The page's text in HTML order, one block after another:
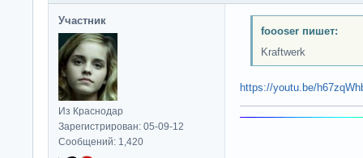
Участник
Из Краснодар
Зарегистрирован: 05-09-12
Сообщений: 1,420
foooser пишет:
Kraftwerk
https://youtu.be/